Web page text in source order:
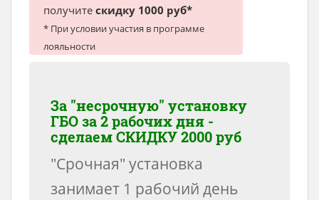
получите скидку 1000 руб*
* При условии участия в программе
лояльности
За "несрочную" установку
ГБО за 2 рабочих дня -
сделаемСКИДКУ 2000 руб
"Срочная" установка
занимает 1 рабочий день